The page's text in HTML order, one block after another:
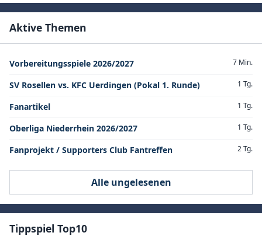
Aktive Themen
Vorbereitungsspiele 2026/2027 7 Min.
SV Rosellen vs. KFC Uerdingen (Pokal 1. Runde) 1 Tg.
Fanartikel 1 Tg.
Oberliga Niederrhein 2026/2027 1 Tg.
Fanprojekt / Supporters Club Fantreffen 2 Tg.
Alle ungelesenen
Tippspiel Top10